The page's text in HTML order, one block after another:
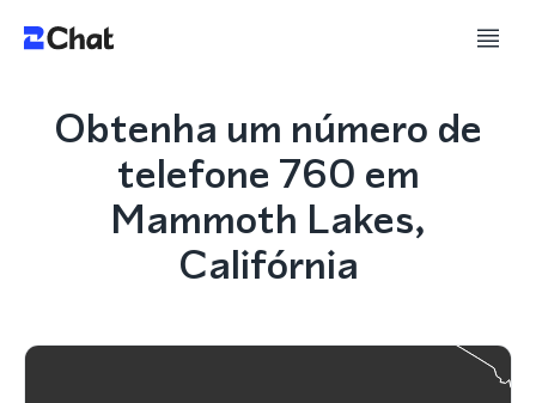
Obtenha um número de
telefone 760 em
Mammoth Lakes,
Califórnia